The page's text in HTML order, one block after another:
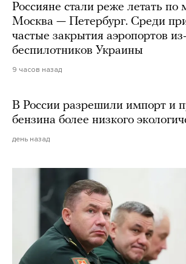
Россияне стали реже летать по
Москва — Петербург. Среди
частые закрытия аэропортов
беспилотников Украины
9 часов назад
В России разрешили импорт и
бензина более низкого
день назад